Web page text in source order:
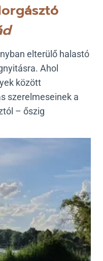
elterülő halastó
Ahol
között
szerelmeseinek a
– őszig